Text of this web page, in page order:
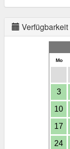
Verfügbarkeit
Mo
3
10
17
24